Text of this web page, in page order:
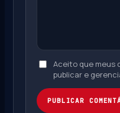
Aceito que meus
publicar e
PUBLICAR